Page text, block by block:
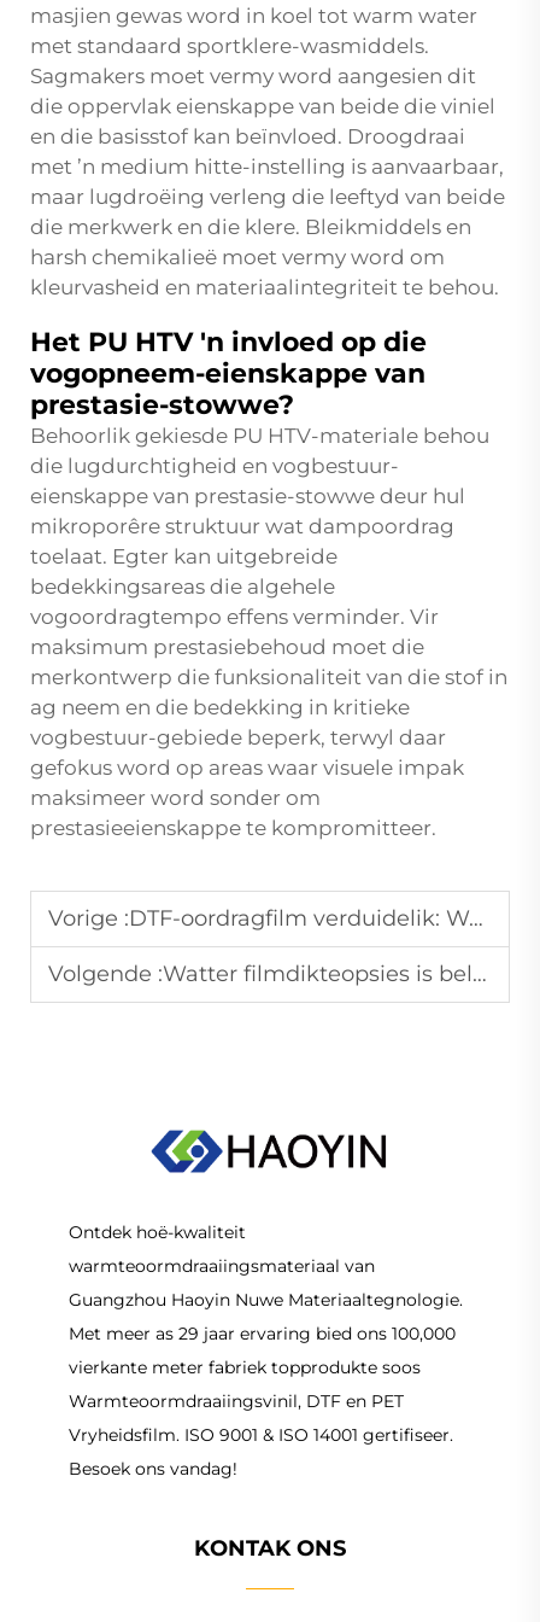
masjien gewas word in koel tot warm water
met standaard sportklere-wasmiddels.
Sagmakers moet vermy word aangesien dit
die oppervlak eienskappe van beide die viniel
en die basisstof kan beïnvloed. Droogdraai
met ’n medium hitte-instelling is aanvaarbaar,
maar lugdroëing verleng die leeftyd van beide
die merkwerk en die klere. Bleikmiddels en
harsh chemikalieë moet vermy word om
kleurvasheid en materiaalintegriteit te behou.
Het PU HTV 'n invloed op die
vogopneem-eienskappe van
prestasie-stowwe?
Behoorlik gekiesde PU HTV-materiale behou
die lugdurchtigheid en vogbestuur-
eienskappe van prestasie-stowwe deur hul
mikroporêre struktuur wat dampoordrag
toelaat. Egter kan uitgebreide
bedekkingsareas die algehele
vogoordragtempo effens verminder. Vir
maksimum prestasiebehoud moet die
merkontwerp die funksionaliteit van die stof in
ag neem en die bedekking in kritieke
vogbestuur-gebiede beperk, terwyl daar
gefokus word op areas waar visuele impak
maksimeer word sonder om
prestasieeienskappe te kompromitteer.
Vorige :DTF-oordragfilm verduidelik: Warm afpelling teenoor koue afpelling – Watter een is reg vir jou?
Volgende :Watter filmdikteopsies is belangrik wanneer DTF-filmrolle gekies word?
Ontdek hoë-kwaliteit
warmteoormdraaiingsmateriaal van
Guangzhou Haoyin Nuwe Materiaaltegnologie.
Met meer as 29 jaar ervaring bied ons 100,000
vierkante meter fabriek topprodukte soos
Warmteoormdraaiingsvinil, DTF en PET
Vryheidsfilm. ISO 9001 & ISO 14001 gertifiseer.
Besoek ons vandag!
KONTAK ONS